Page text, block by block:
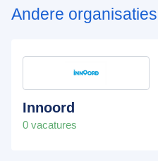
Andere organisaties
Innoord
0 vacatures